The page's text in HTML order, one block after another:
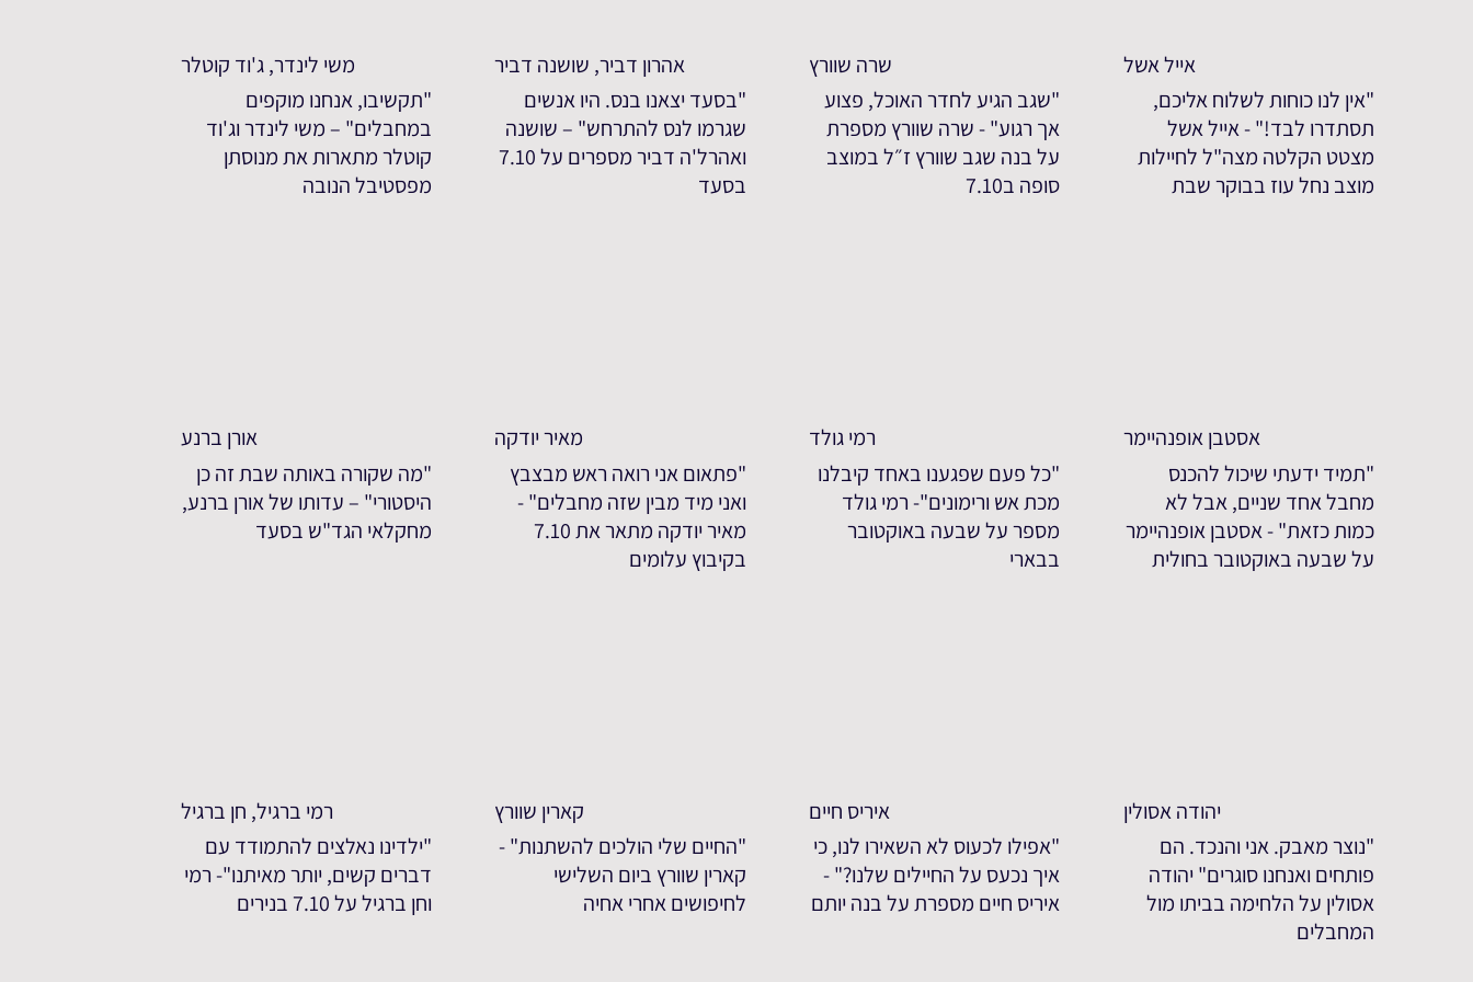
משי לינדר, ג'וד קוטלר
"תקשיבו, אנחנו מוקפים
במחבלים" – משי לינדר וג'וד
קוטלר מתארות את מנוסתן
מפסטיבל הנובה
אהרון דביר, שושנה דביר
"בסעד יצאנו בנס. היו אנשים
שגרמו לנס להתרחש" – שושנה
ואהרל'ה דביר מספרים על 7.10
בסעד
שרה שוורץ
"שגב הגיע לחדר האוכל, פצוע
אך רגוע" - שרה שוורץ מספרת
על בנה שגב שוורץ ז״ל במוצב
סופה ב7.10
אייל אשל
"אין לנו כוחות לשלוח אליכם,
תסתדרו לבד!" - אייל אשל
מצטט הקלטה מצה"ל לחיילות
מוצב נחל עוז בבוקר שבת
אורן ברנע
"מה שקורה באותה שבת זה כן
היסטורי" – עדותו של אורן ברנע,
מחקלאי הגד"ש בסעד
מאיר יודקה
"פתאום אני רואה ראש מבצבץ
ואני מיד מבין שזה מחבלים" -
מאיר יודקה מתאר את 7.10
בקיבוץ עלומים
רמי גולד
"כל פעם שפגענו באחד קיבלנו
מכת אש ורימונים"- רמי גולד
מספר על שבעה באוקטובר
בבארי
אסטבן אופנהיימר
"תמיד ידעתי שיכול להכנס
מחבל אחד שניים, אבל לא
כמות כזאת" - אסטבן אופנהיימר
על שבעה באוקטובר בחולית
רמי ברגיל, חן ברגיל
"ילדינו נאלצים להתמודד עם
דברים קשים, יותר מאיתנו"- רמי
וחן ברגיל על 7.10 בנירים
קארין שוורץ
"החיים שלי הולכים להשתנות" -
קארין שוורץ ביום השלישי
לחיפושים אחרי אחיה
איריס חיים
"אפילו לכעוס לא השאירו לנו, כי
איך נכעס על החיילים שלנו?" -
איריס חיים מספרת על בנה יותם
יהודה אסולין
"נוצר מאבק. אני והנכד. הם
פותחים ואנחנו סוגרים" יהודה
אסולין על הלחימה בביתו מול
המחבלים